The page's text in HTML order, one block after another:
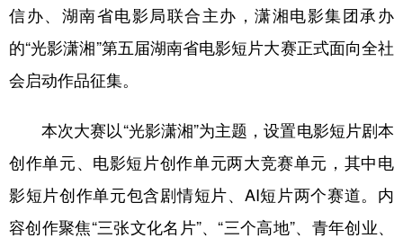
城市 旅游 能源 会展
文化产业
地方频道
信办、湖南省电影局联合主办，潇湘电影集团承办
的“光影潇湘”第五届湖南省电影短片大赛正式面向全社
会启动作品征集。
本次大赛以“光影潇湘”为主题，设置电影短片剧本
创作单元、电影短片创作单元两大竞赛单元，其中电
影短片创作单元包含剧情短片、AI短片两个赛道。内
容创作聚焦“三张文化名片”、“三个高地”、青年创业、